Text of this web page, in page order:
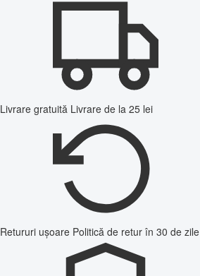
Livrare gratuită Livrare de la 25 lei
Retururi ușoare Politică de retur în 30 de zile